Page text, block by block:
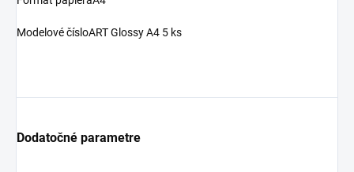
Modelové čísloART Glossy A4 5 ks
Dodatočné parametre